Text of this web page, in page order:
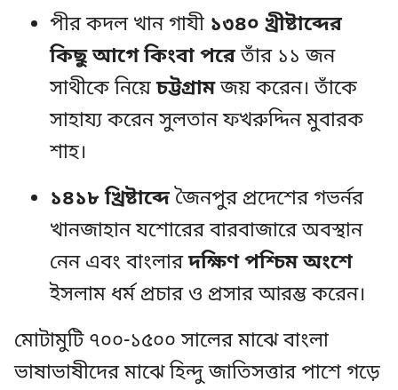
পীর কদল খান গাযী ১৩৪০ খ্রীষ্টাব্দের
কিছু আগে কিংবা পরেতাঁর ১১ জন
সাথীকে নিয়েচট্টগ্রামজয় করেন। তাঁকে
সাহায্য করেন সুলতান ফখরুদ্দিন মুবারক
শাহ।
১৪১৮ খ্রিষ্টাব্দেজৈনপুর প্রদেশের গভর্নর
খানজাহান যশোরের বারবাজারে অবস্থান
নেন এবং বাংলারদক্ষিণ পশ্চিম অংশে
ইসলাম ধর্ম প্রচার ও প্রসার আরম্ভ করেন।
মোটামুটি ৭০০-১৫০০ সালের মাঝে বাংলা
ভাষাভাষীদের মাঝে হিন্দু জাতিসত্তার পাশে গড়ে